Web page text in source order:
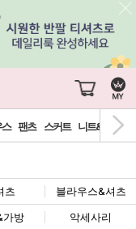
팬츠 스커트 니트&가디건
츠 블라우스&셔츠
가방 악세사리